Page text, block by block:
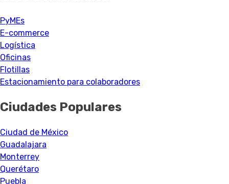
PyMEs
E-commerce
Logística
Oficinas
Flotillas
Estacionamiento para colaboradores
Ciudades Populares
Ciudad de México
Guadalajara
Monterrey
Querétaro
Puebla